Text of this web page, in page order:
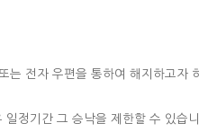
는 전자 우편을 통하여 해지하고
정기간 그 승낙을 제한할 수 있습니